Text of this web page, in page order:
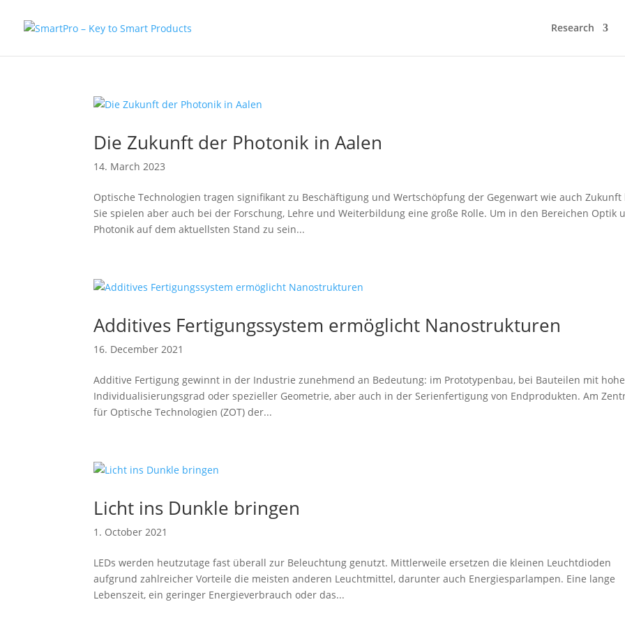
Research
Die Zukunft der Photonik in Aalen
14. March 2023
Optische Technologien tragen signifikant zu Beschäftigung und Wertschöpfung der Gegenwart wie auch Zukunft
Sie spielen aber auch bei der Forschung, Lehre und Weiterbildung eine große Rolle. Um in den Bereichen Optik
Photonik auf dem aktuellsten Stand zu sein...
Additives Fertigungssystem ermöglicht Nanostrukturen
16. December 2021
Additive Fertigung gewinnt in der Industrie zunehmend an Bedeutung: im Prototypenbau, bei Bauteilen mit
Individualisierungsgrad oder spezieller Geometrie, aber auch in der Serienfertigung von Endprodukten. Am
für Optische Technologien (ZOT) der...
Licht ins Dunkle bringen
1. October 2021
LEDs werden heutzutage fast überall zur Beleuchtung genutzt. Mittlerweile ersetzen die kleinen Leuchtdioden
aufgrund zahlreicher Vorteile die meisten anderen Leuchtmittel, darunter auch Energiesparlampen. Eine lange
Lebenszeit, ein geringer Energieverbrauch oder das...